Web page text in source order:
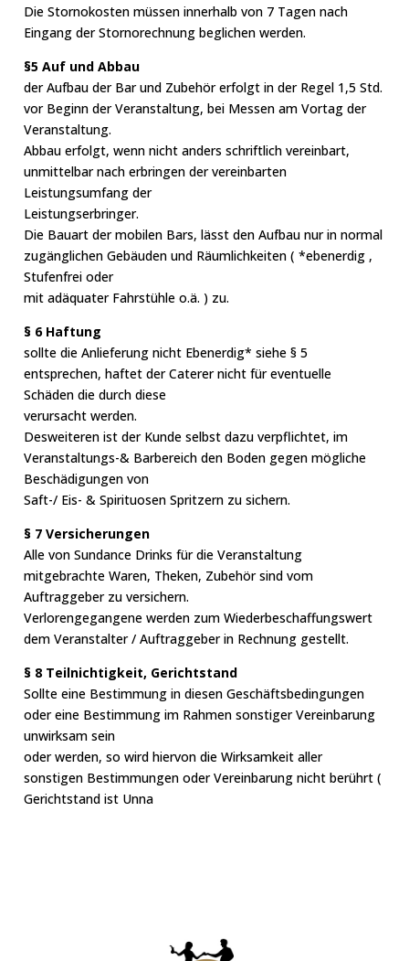
Die Stornokosten müssen innerhalb von 7 Tagen nach
Eingang der Stornorechnung beglichen werden.
§5 Auf und Abbau
der Aufbau der Bar und Zubehör erfolgt in der Regel 1,5 Std.
vor Beginn der Veranstaltung, bei Messen am Vortag der
Veranstaltung.
Abbau erfolgt, wenn nicht anders schriftlich vereinbart,
unmittelbar nach erbringen der vereinbarten
Leistungsumfang der
Leistungserbringer.
Die Bauart der mobilen Bars, lässt den Aufbau nur in normal
zugänglichen Gebäuden und Räumlichkeiten ( *ebenerdig ,
Stufenfrei oder
mit adäquater Fahrstühle o.ä. ) zu.
§ 6 Haftung
sollte die Anlieferung nicht Ebenerdig* siehe § 5
entsprechen, haftet der Caterer nicht für eventuelle
Schäden die durch diese
verursacht werden.
Desweiteren ist der Kunde selbst dazu verpflichtet, im
Veranstaltungs-& Barbereich den Boden gegen mögliche
Beschädigungen von
Saft-/ Eis- & Spirituosen Spritzern zu sichern.
§ 7 Versicherungen
Alle von Sundance Drinks für die Veranstaltung
mitgebrachte Waren, Theken, Zubehör sind vom
Auftraggeber zu versichern.
Verlorengegangene werden zum Wiederbeschaffungswert
dem Veranstalter / Auftraggeber in Rechnung gestellt.
§ 8 Teilnichtigkeit, Gerichtstand
Sollte eine Bestimmung in diesen Geschäftsbedingungen
oder eine Bestimmung im Rahmen sonstiger Vereinbarung
unwirksam sein
oder werden, so wird hiervon die Wirksamkeit aller
sonstigen Bestimmungen oder Vereinbarung nicht berührt (
Gerichtstand ist Unna